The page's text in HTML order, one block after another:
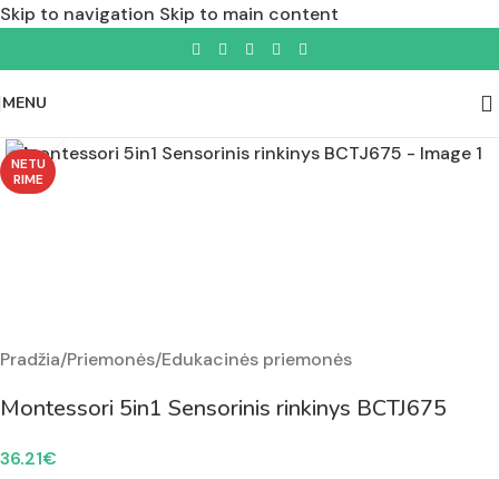
Skip to navigation Skip to main content
MENU
NETU
RIME
Pradžia/Priemonės/Edukacinės priemonės
Montessori 5in1 Sensorinis rinkinys BCTJ675
36.21€